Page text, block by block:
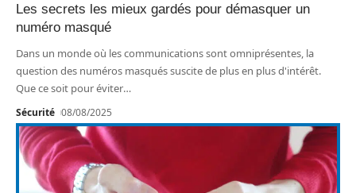
Les secrets les mieux gardés pour démasquer un
numéro masqué
Dans un monde où les communications sont omniprésentes, la
question des numéros masqués suscite de plus en plus d'intérêt.
Que ce soit pour éviter…
Sécurité 08/08/2025